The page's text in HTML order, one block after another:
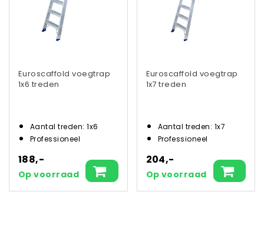
Euroscaffold voegtrap
1x6 treden
Aantal treden: 1x6
Professioneel
188,-
Op voorraad
Euroscaffold voegtrap
1x7 treden
Aantal treden: 1x7
Professioneel
204,-
Op voorraad